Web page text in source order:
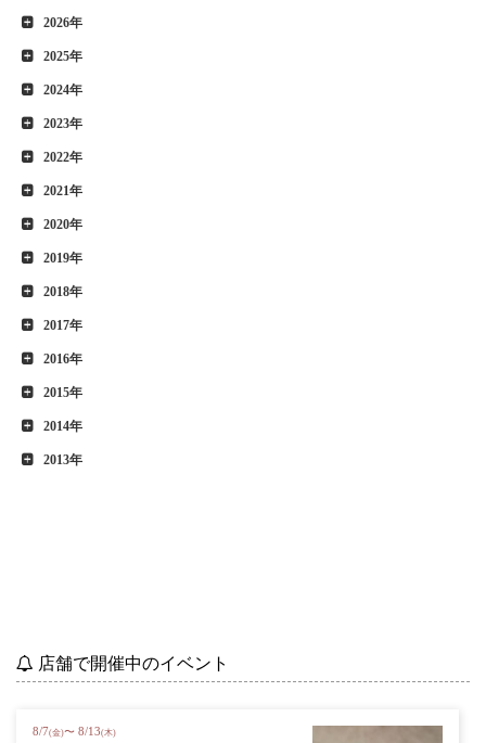
2026年
2025年
2024年
2023年
2022年
2021年
2020年
2019年
2018年
2017年
2016年
2015年
2014年
2013年
店舗で開催中のイベント
8/7(金)〜 8/13(木)